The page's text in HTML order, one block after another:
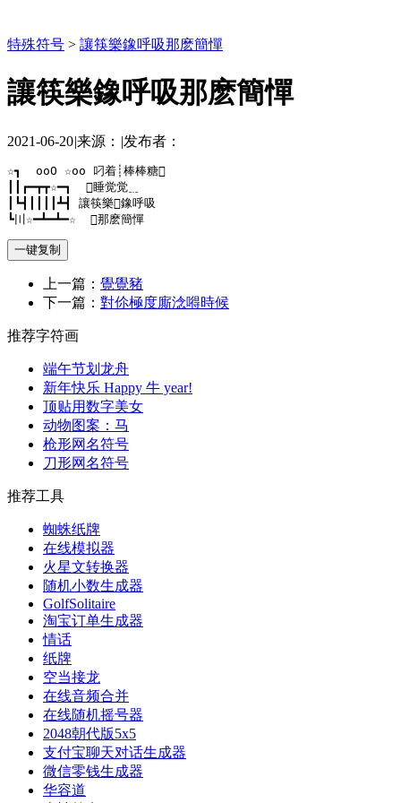
特殊符号 > 讓筷樂鐌呼吸那麽簡憚
讓筷樂鐌呼吸那麽簡憚
2021-06-20|来源： |发布者：
☆┓  oоО ☆оo 叼着┊棒棒糖
┃┃┏━┳┳☆━┓  睡觉觉﹎
┃┗┫┃┃┃┃┻┫ 讓筷樂鐌呼吸
┗〣☆━┻━┻━☆  那麽簡憚
一键复制
上一篇： 覺覺豬
下一篇： 對伱極度廝淰嘚時候
推荐字符画
端午节划龙舟
新年快乐 Happy 牛 year!
顶贴用数字美女
动物图案：马
枪形网名符号
刀形网名符号
推荐工具
蜘蛛纸牌
在线模拟器
火星文转换器
随机小数生成器
GolfSolitaire
淘宝订单生成器
情话
纸牌
空当接龙
在线音频合并
在线随机摇号器
2048朝代版5x5
支付宝聊天对话生成器
微信零钱生成器
华容道